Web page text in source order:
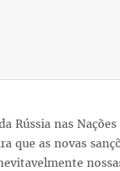
Rússia nas
que as novas